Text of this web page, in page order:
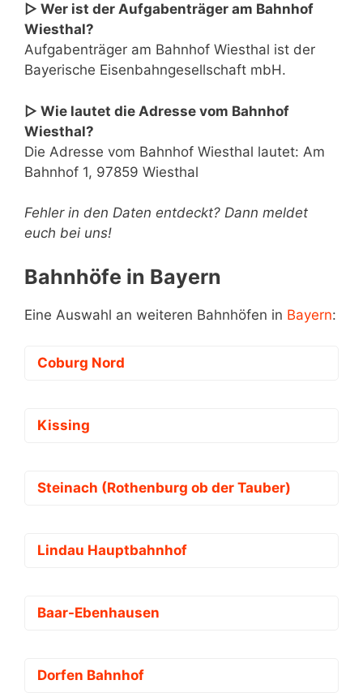
▷ Wer ist der Aufgabenträger am Bahnhof
Wiesthal?
Aufgabenträger am Bahnhof Wiesthal ist der
Bayerische Eisenbahngesellschaft mbH.
▷ Wie lautet die Adresse vom Bahnhof
Wiesthal?
Die Adresse vom Bahnhof Wiesthal lautet: Am
Bahnhof 1, 97859 Wiesthal
Fehler in den Daten entdeckt? Dann meldet
euch bei uns!
Bahnhöfe in Bayern
Eine Auswahl an weiteren Bahnhöfen in Bayern:
Coburg Nord
Kissing
Steinach (Rothenburg ob der Tauber)
Lindau Hauptbahnhof
Baar-Ebenhausen
Dorfen Bahnhof